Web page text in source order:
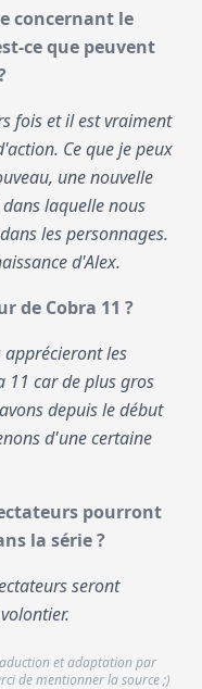
concernant le
ce que peuvent
fois et il est vraiment
Ce que je peux
une nouvelle
laquelle nous
les personnages.
d'Alex.
de Cobra 11 ?
apprécieront les
11 car de plus gros
depuis le début
d'une certaine
pourront
la série ?
seront
et adaptation par
de mentionner la source ;)